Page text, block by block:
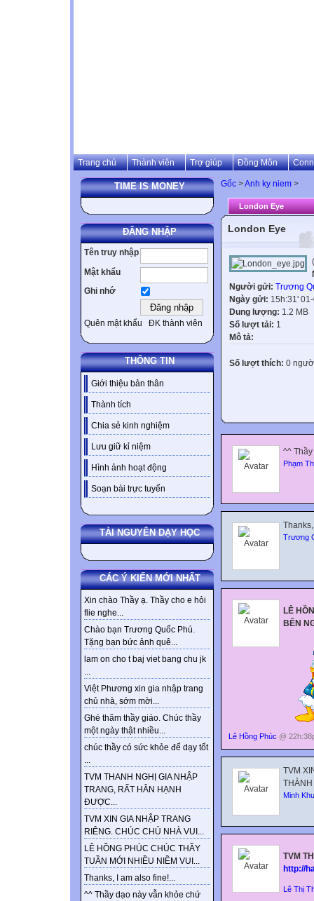
Trang chủ Thành viên Trợ giúp Đồng Môn
TIME IS MONEY
ĐĂNG NHẬP
Tên truy nhập
Mật khẩu
Ghi nhớ
Quên mật khẩu ĐK thành viên
THÔNG TIN
Giới thiệu bản thân
Thành tích
Chia sẻ kinh nghiệm
Lưu giữ kỉ niệm
Hình ảnh hoạt động
Soạn bài trực tuyến
TÀI NGUYÊN DẠY HỌC
CÁC Ý KIẾN MỚI NHẤT
Xin chào Thầy ạ. Thầy cho e hỏi
flie nghe...
Chào bạn Trương Quốc Phú.
Tặng bạn bức ảnh quê...
lam on cho t baj viet bang chu jk
...
Việt Phương xin gia nhập trang
chủ nhà, sớm mời...
Ghé thăm thầy giáo. Chúc thầy
một ngày thật nhiều...
chúc thầy có sức khỏe để dạy tốt
...
TVM THANH NGHỊ GIA NHẬP
TRANG, RẤT HÂN HẠNH
ĐƯỢC...
TVM XIN GIA NHẬP TRANG
RIÊNG. CHÚC CHỦ NHÀ VUI...
LÊ HỒNG PHÚC CHÚC THẦY
TUẦN MỚI NHIỀU NIỀM VUI...
Thanks, I am also fine!...
^^ Thầy dạo này vẫn khỏe chứ
Gốc >Anh ky niem >
London Eye
London Eye
(
Người gửi: Trương
Ngày gửi: 15h:31'
Dung lượng: 1.2 MB
Số lượt tải: 1
Mô tả:
Số lượt thích: 0
^^
Phạm
Trương
LÊ
BÊN
Lê Hồng Phúc @
TVM
Minh
TVM
http://
Lê Thị